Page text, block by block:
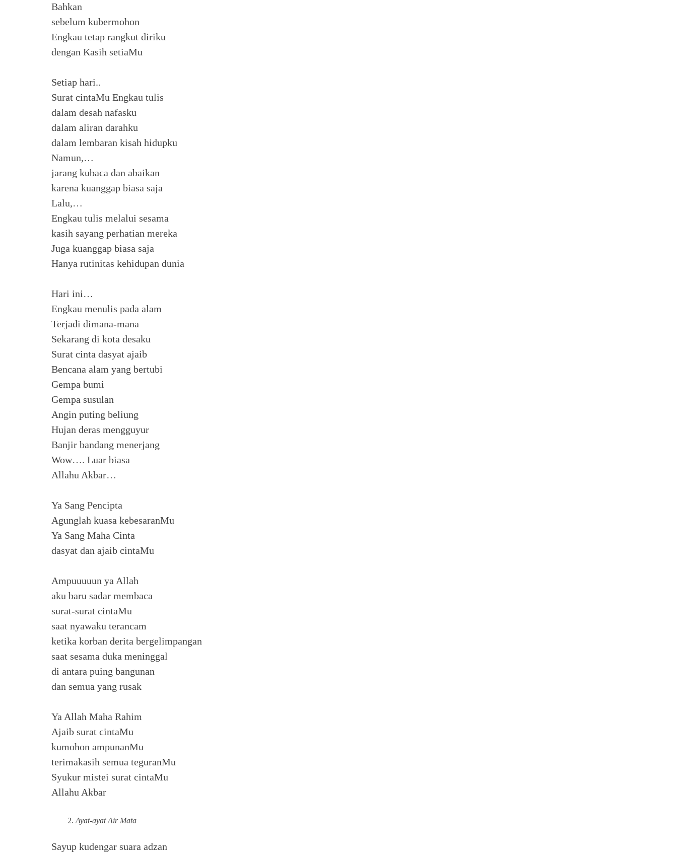
Bahkan
sebelum kubermohon
Engkau tetap rangkut diriku
dengan Kasih setiaMu
Setiap hari..
Surat cintaMu Engkau tulis
dalam desah nafasku
dalam aliran darahku
dalam lembaran kisah hidupku
Namun,…
jarang kubaca dan abaikan
karena kuanggap biasa saja
Lalu,…
Engkau tulis melalui sesama
kasih sayang perhatian mereka
Juga kuanggap biasa saja
Hanya rutinitas kehidupan dunia
Hari ini…
Engkau menulis pada alam
Terjadi dimana-mana
Sekarang di kota desaku
Surat cinta dasyat ajaib
Bencana alam yang bertubi
Gempa bumi
Gempa susulan
Angin puting beliung
Hujan deras mengguyur
Banjir bandang menerjang
Wow…. Luar biasa
Allahu Akbar…
Ya Sang Pencipta
Agunglah kuasa kebesaranMu
Ya Sang Maha Cinta
dasyat dan ajaib cintaMu
Ampuuuuun ya Allah
aku baru sadar membaca
surat-surat cintaMu
saat nyawaku terancam
ketika korban derita bergelimpangan
saat sesama duka meninggal
di antara puing bangunan
dan semua yang rusak
Ya Allah Maha Rahim
Ajaib surat cintaMu
kumohon ampunanMu
terimakasih semua teguranMu
Syukur mistei surat cintaMu
Allahu Akbar
Ayat-ayat Air Mata
Sayup kudengar suara adzan